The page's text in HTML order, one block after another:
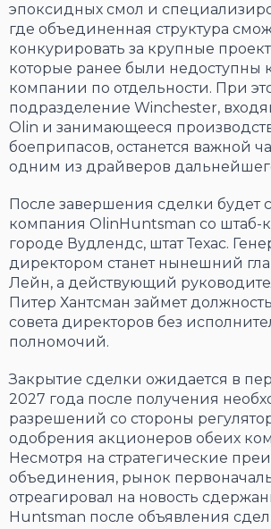
эпоксидных смол и
где объединенная структура
конкурировать за крупные
которые ранее были недоступны
компании по отдельности. При
подразделение Winchester,
Olin и занимающееся
боеприпасов, останется важной
одним из драйверов
После завершения сделки будет
компания OlinHuntsman со штаб-
городе Вудлендс, штат Техас.
директором станет нынешний
Лейн, а действующий
Питер Хантсман займет
совета директоров без
полномочий.
Закрытие сделки ожидается в
2027 года после получения
разрешений со стороны
одобрения акционеров обеих
Несмотря на стратегические
объединения, рынок
отреагировал на новость
Huntsman после объявления